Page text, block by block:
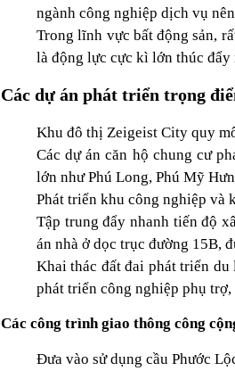
ngành công nghiệp dịch vụ
Trong lĩnh vực bất động sản,
là động lực cực kì lớn thúc
Các dự án phát triển trọng
Khu đô thị Zeigeist City quy
Các dự án căn hộ chung cư
lớn như Phú Long, Phú Mỹ
Phát triển khu công nghiệp và
Tập trung đẩy nhanh tiến độ
án nhà ở dọc trục đường 15B,
Khai thác đất đai phát triển
phát triển công nghiệp phụ
Các công trình giao thông công
Đưa vào sử dụng cầu Phước